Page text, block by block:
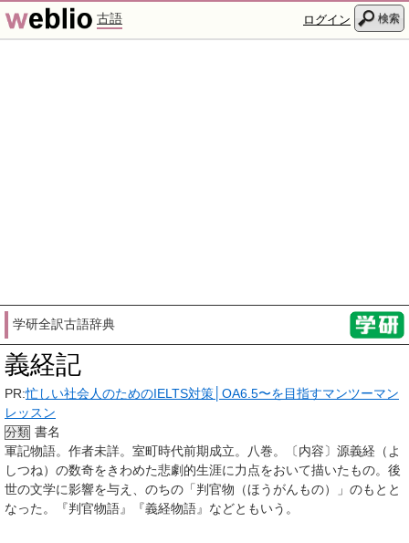
古語 ログイン 検索
学研全訳古語辞典
義経記
PR:忙しい社会人のためのIELTS対策│OA6.5〜を目指すマンツーマン
レッスン
分類 書名
軍記物語。作者未詳。室町時代前期成立。八巻。〔内容〕源義経（よ
しつね）の数奇をきわめた悲劇的生涯に力点をおいて描いたもの。後
世の文学に影響を与え、のちの「判官物（ほうがんもの）」のもとと
なった。『判官物語』『義経物語』などともいう。